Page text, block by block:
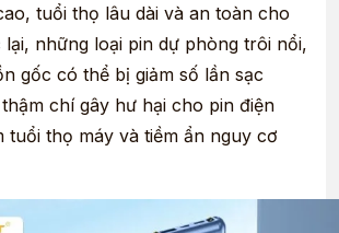
tuổi thọ lâu dài và an toàn cho
những loại pin dự phòng trôi nổi,
gốc có thể bị giảm số lần sạc
chí gây hư hại cho pin điện
tuổi thọ máy và tiềm ẩn nguy cơ